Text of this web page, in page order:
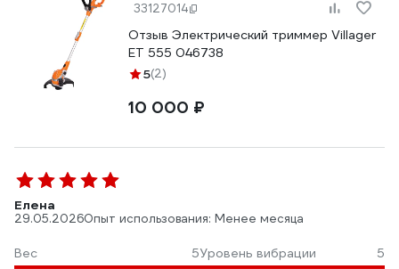
33127014
Отзыв Электрический триммер Villager
ET 555 046738
5(2)
10 000 ₽
Елена
29.05.2026Опыт использования: Менее месяца
Вес 5Уровень вибрации
5